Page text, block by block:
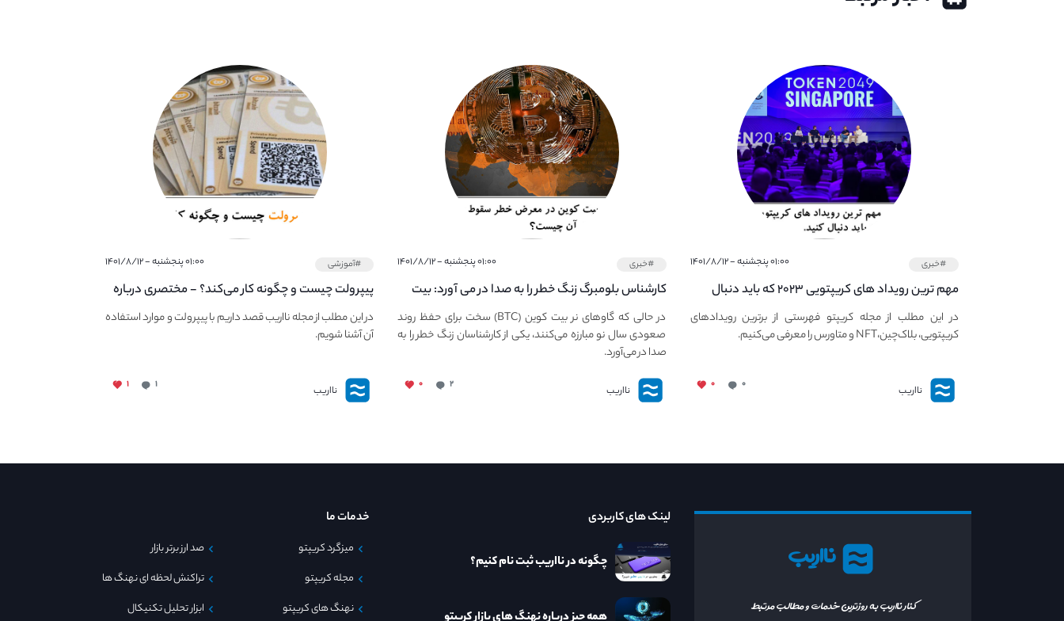
#خبری ۰۱:۰۰ پنجشنبه - ۱۴۰۱/۸/۱۲
مهم ترین رویداد های کریپتویی ۲۰۲۳ که باید دنبال
کنید – معرفی بهترین رویداد های جهانی
در این مطلب از مجله کریپتو فهرستی از برترین رویدادهای
کریپتویی، بلاک‌چین،NFT و متاورس را معرفی می‌کنیم.
نااریب ۰ ۰
#خبری ۰۱:۰۰ پنجشنبه - ۱۴۰۱/۸/۱۲
کارشناس بلومبرگ زنگ خطر را به صدا در می آورد: بیت
کوین در معرض خطر سقوط بزرگ است - دلیل آن
چیست؟
در حالی که گاوهای نر بیت کوین (BTC) سخت برای حفظ روند
صعودی سال نو مبارزه می‌کنند، یکی از کارشناسان زنگ خطر را به
صدا در می‌آورد.
نااریب ۲ ۰
#آموزشی ۰۱:۰۰ پنجشنبه - ۱۴۰۱/۸/۱۲
پیپر‌ولت چیست و چگونه کار می‌کند؟ - مختصری درباره
PaperWallet
در این مطلب از مجله نااریب قصد داریم با پیپر‌ولت و موارد استفاده
آن آشنا شویم.
نااریب ۱ ۱
نااریب
کنار نااریب به روزترین خدمات و مطالب مرتبط
لینک های کاربردی
چگونه در نااریب ثبت نام کنیم؟
خدمات ما
میزگرد کریپتو
مجله کریپتو
نهنگ های کریپتو
صد ارز برتر بازار
تراکنش لحظه ای نهنگ ها
ابزار تحلیل تکنیکال